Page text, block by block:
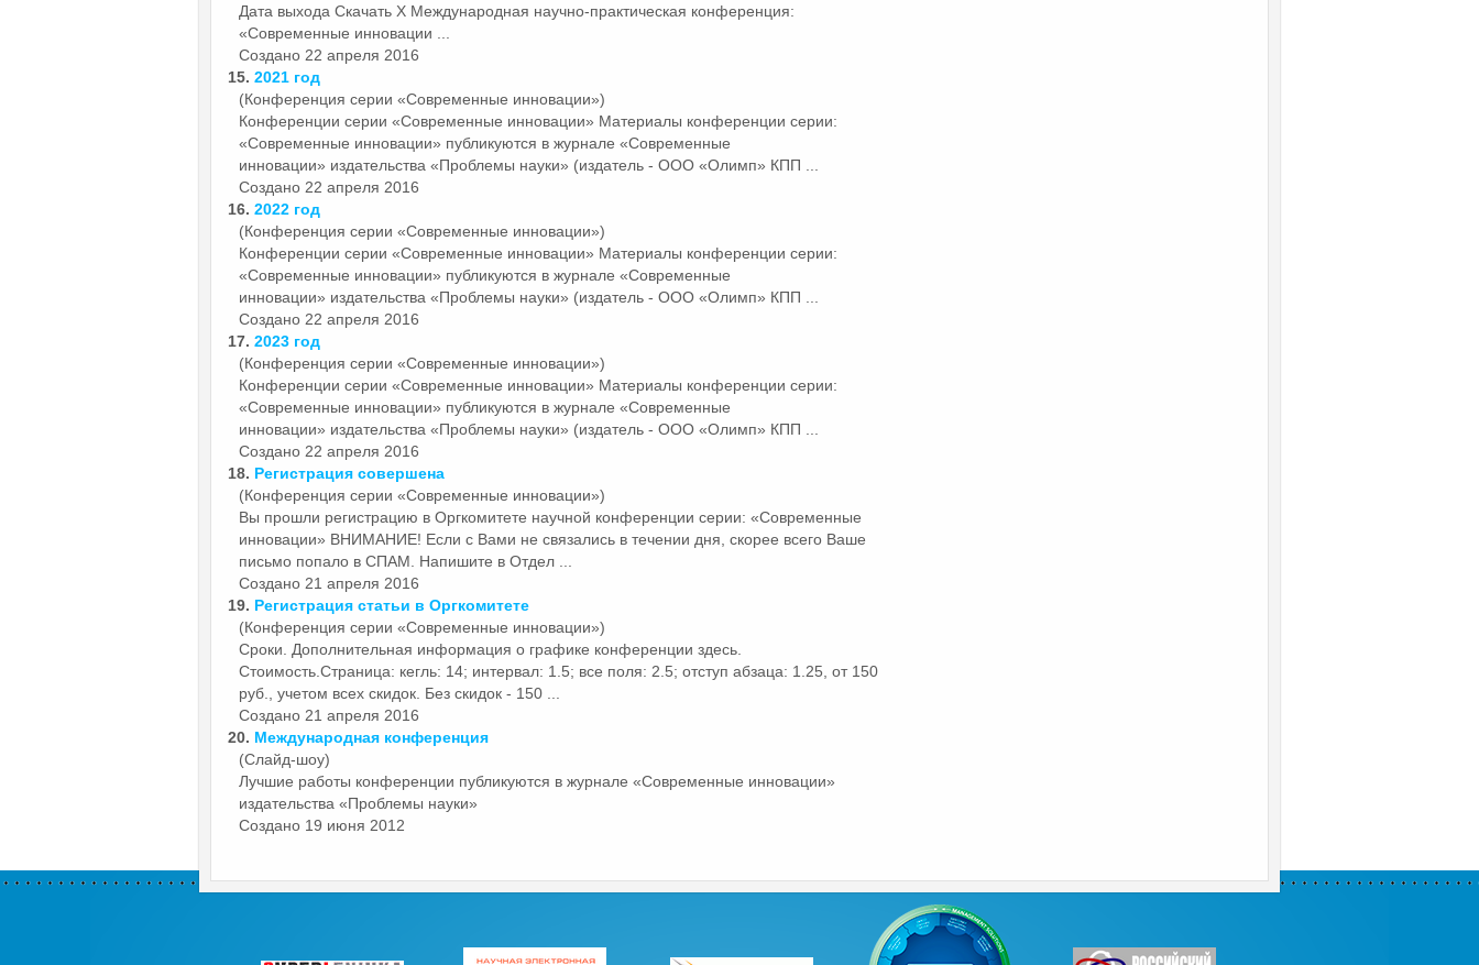
Дата выхода Скачать X Международная научно-практическая конференция:
«Современные инновации ...
Создано 22 апреля 2016
15. 2021 год
(Конференция серии «Современные инновации»)
Конференции серии «Современные инновации» Материалы конференции серии:
«Современные инновации» публикуются в журнале «Современные
инновации» издательства «Проблемы науки» (издатель - ООО «Олимп» КПП ...
Создано 22 апреля 2016
16. 2022 год
(Конференция серии «Современные инновации»)
Конференции серии «Современные инновации» Материалы конференции серии:
«Современные инновации» публикуются в журнале «Современные
инновации» издательства «Проблемы науки» (издатель - ООО «Олимп» КПП ...
Создано 22 апреля 2016
17. 2023 год
(Конференция серии «Современные инновации»)
Конференции серии «Современные инновации» Материалы конференции серии:
«Современные инновации» публикуются в журнале «Современные
инновации» издательства «Проблемы науки» (издатель - ООО «Олимп» КПП ...
Создано 22 апреля 2016
18. Регистрация совершена
(Конференция серии «Современные инновации»)
Вы прошли регистрацию в Оргкомитете научной конференции серии: «Современные
инновации» ВНИМАНИЕ! Если с Вами не связались в течении дня, скорее всего Ваше
письмо попало в СПАМ. Напишите в Отдел ...
Создано 21 апреля 2016
19. Регистрация статьи в Оргкомитете
(Конференция серии «Современные инновации»)
Сроки. Дополнительная информация о графике конференции здесь.
Стоимость.Страница: кегль: 14; интервал: 1.5; все поля: 2.5; отступ абзаца: 1.25, от 150
руб., учетом всех скидок. Без скидок - 150 ...
Создано 21 апреля 2016
20. Международная конференция
(Слайд-шоу)
Лучшие работы конференции публикуются в журнале «Современные инновации»
издательства «Проблемы науки»
Создано 19 июня 2012